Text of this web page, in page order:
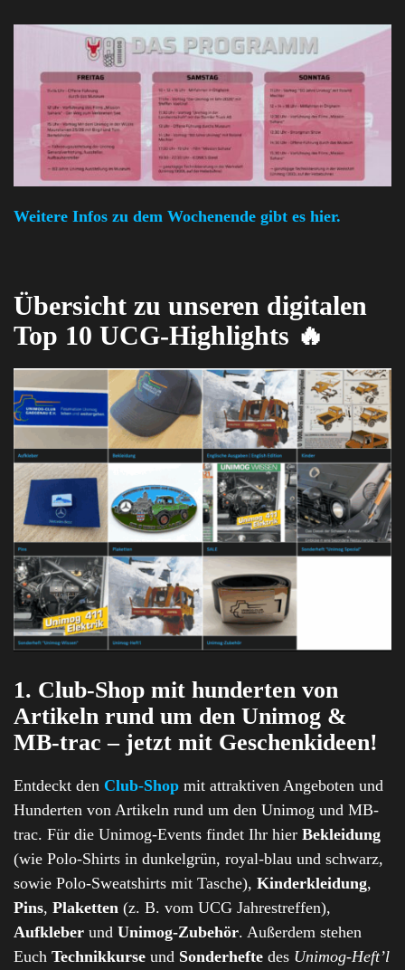
Weitere Infos zu dem Wochenende gibt es hier.
Übersicht zu unseren digitalen
Top 10 UCG-Highlights 🔥
1. Club-Shop mit hunderten von
Artikeln rund um den Unimog &
MB-trac – jetzt mit Geschenkideen!
Entdeckt den Club-Shop mit attraktiven Angeboten und
Hunderten von Artikeln rund um den Unimog und MB-
trac. Für die Unimog-Events findet Ihr hier Bekleidung
(wie Polo-Shirts in dunkelgrün, royal-blau und schwarz,
sowie Polo-Sweatshirts mit Tasche), Kinderkleidung,
Pins, Plaketten (z. B. vom UCG Jahrestreffen),
Aufkleber und Unimog-Zubehör. Außerdem stehen
Euch Technikkurse und Sonderhefte des Unimog-Heft’l